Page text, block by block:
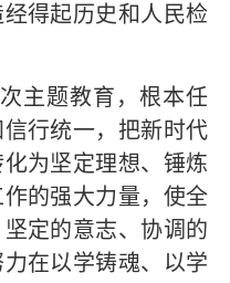
得起历史和人民检
主题教育，根本任
行统一，把新时代
为坚定理想、锤炼
的强大力量，使全
定的意志、协调的
在以学铸魂、以学